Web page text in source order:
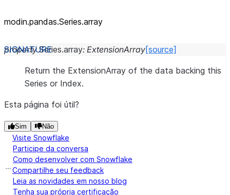
modin.pandas.Series.array
property Series.array: ExtensionArray[source]
Return the ExtensionArray of the data backing this
Series or Index.
Esta página foi útil?
Sim Não
Visite Snowflake
Participe da conversa
Como desenvolver com Snowflake
Compartilhe seu feedback
Leia as novidades em nosso blog
Tenha sua própria certificação